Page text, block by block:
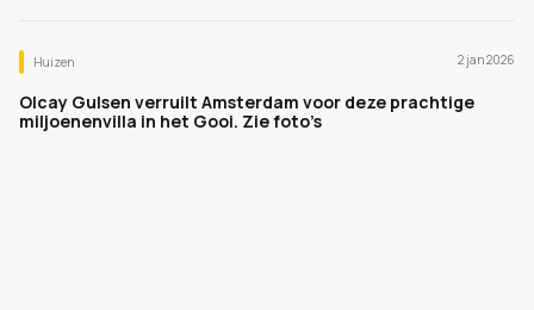
Huizen 2 jan 2026
Olcay Gulsen verruilt Amsterdam voor deze prachtige
miljoenenvilla in het Gooi. Zie foto’s